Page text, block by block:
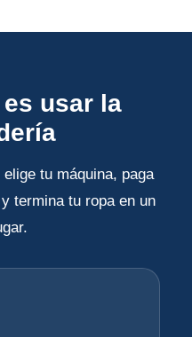
usar la
tu máquina, paga
termina tu ropa en un